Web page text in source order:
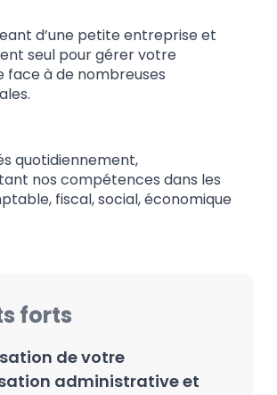
d’une petite entreprise et
seul pour gérer votre
à de nombreuses
quotidiennement,
nos compétences dans les
fiscal, social, économique
forts
de votre
administrative et